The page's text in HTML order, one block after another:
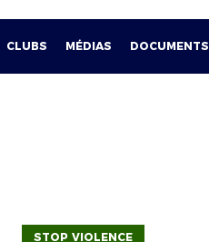
CLUBS MÉDIAS DOCUMENTS
STOP VIOLENCE